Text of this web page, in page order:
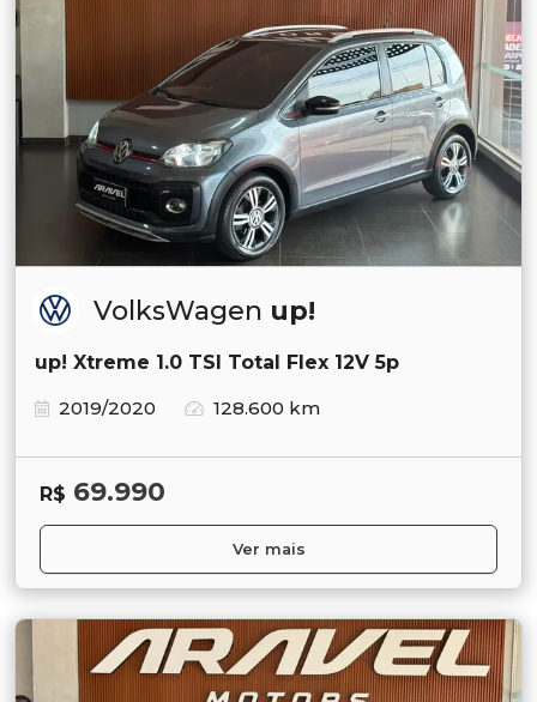
VolksWagen up!
up! Xtreme 1.0 TSI Total Flex 12V 5p
2019/2020
128.600 km
R$ 69.990
Ver mais